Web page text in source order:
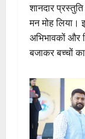
शानदार
मन मोह लिया।
अभिभावकों और
बजाकर बच्‍चों